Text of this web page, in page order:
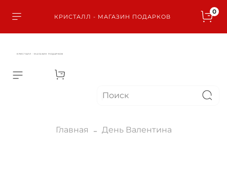
КРИСТАЛЛ - МАГАЗИН ПОДАРКОВ
0
КРИСТАЛЛ - МАГАЗИН ПОДАРКОВ
Главная День Валентина